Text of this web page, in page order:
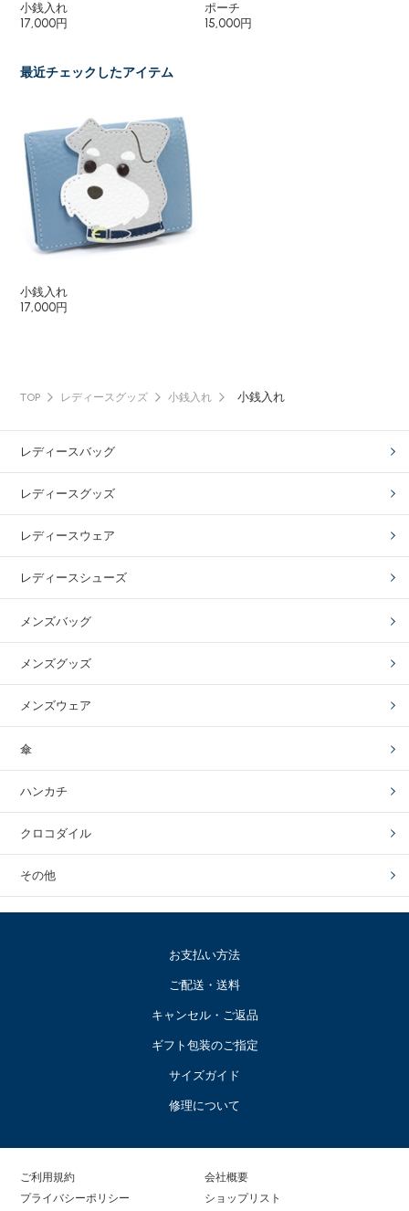
小銭入れ
17,000円
ポーチ
15,000円
最近チェックしたアイテム
小銭入れ
17,000円
TOP レディースグッズ 小銭入れ 小銭入れ
レディースバッグ
レディースグッズ
レディースウェア
レディースシューズ
メンズバッグ
メンズグッズ
メンズウェア
傘
ハンカチ
クロコダイル
その他
お支払い方法
ご配送・送料
キャンセル・ご返品
ギフト包装のご指定
サイズガイド
修理について
ご利用規約
プライバシーポリシー
会社概要
ショップリスト